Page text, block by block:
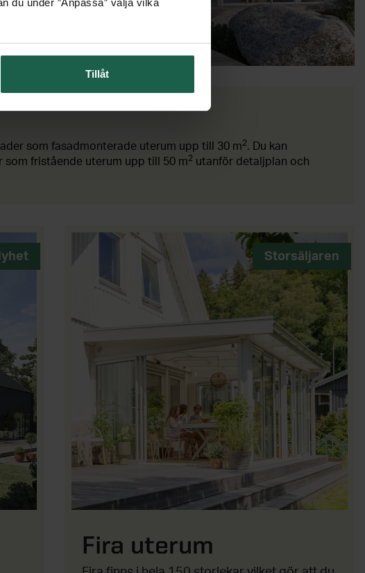
du under ″Anpassa″ välja vilka
Tillåt
som fasadmonterade uterum upp till 30 m2. Du kan
fristående uterum upp till 50 m2 utanför detaljplan och
Storsäljaren
Fira uterum